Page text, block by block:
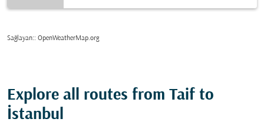
Sağlayan:: OpenWeatherMap.org
Explore all routes from Taif to
İstanbul